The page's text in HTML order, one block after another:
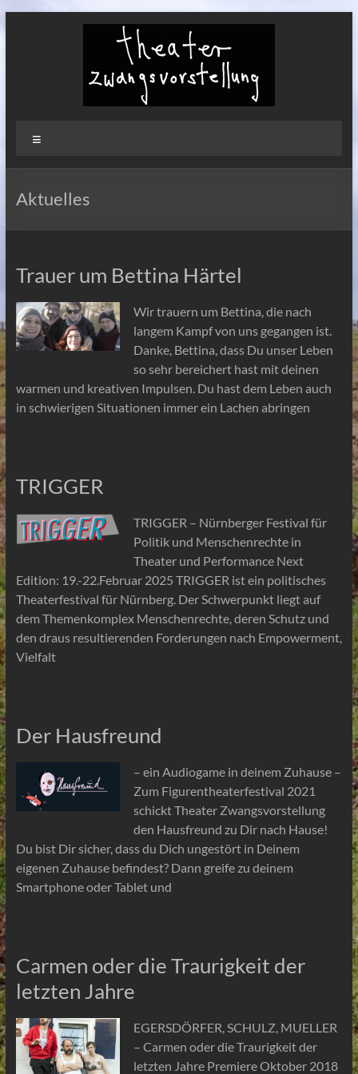
Theater
Zwangsvorstellung
Aktuelles
Trauer um Bettina Härtel
Wir trauern um Bettina, die nach
langem Kampf von uns gegangen ist.
Danke, Bettina, dass Du unser Leben
so sehr bereichert hast mit deinen
warmen und kreativen Impulsen. Du hast dem Leben auch
in schwierigen Situationen immer ein Lachen abringen
TRIGGER
TRIGGER – Nürnberger Festival für
Politik und Menschenrechte in
Theater und Performance Next
Edition: 19.-22.Februar 2025 TRIGGER ist ein politisches
Theaterfestival für Nürnberg. Der Schwerpunkt liegt auf
dem Themenkomplex Menschenrechte, deren Schutz und
den draus resultierenden Forderungen nach Empowerment,
Vielfalt
Der Hausfreund
– ein Audiogame in deinem Zuhause –
Zum Figurentheaterfestival 2021
schickt Theater Zwangsvorstellung
den Hausfreund zu Dir nach Hause!
Du bist Dir sicher, dass du Dich ungestört in Deinem
eigenen Zuhause befindest? Dann greife zu deinem
Smartphone oder Tablet und
Carmen oder die Traurigkeit der
letzten Jahre
EGERSDÖRFER, SCHULZ, MUELLER
– Carmen oder die Traurigkeit der
letzten Jahre Premiere Oktober 2018